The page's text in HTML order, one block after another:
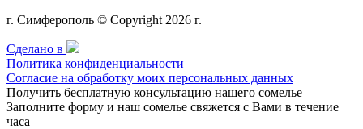
г. Симферополь © Copyright 2026 г.
Сделано в
Политика конфиденциальности
Согласие на обработку моих персональных данных
Получить бесплатную консультацию нашего сомелье
Заполните форму и наш сомелье свяжется с Вами в течение
часа